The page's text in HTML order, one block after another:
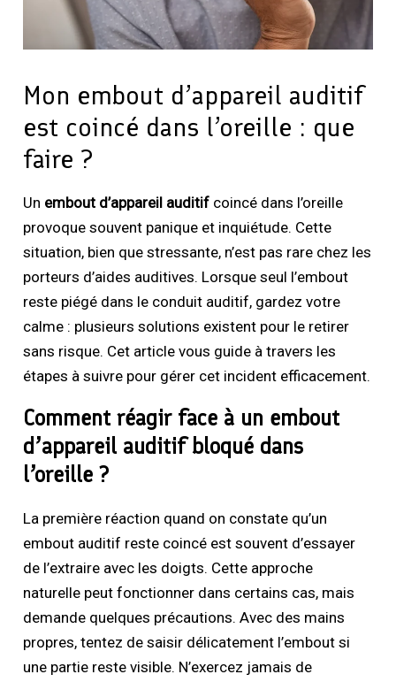
Mon embout d’appareil auditif
est coincé dans l’oreille : que
faire ?
Un embout d’appareil auditif coincé dans l’oreille
provoque souvent panique et inquiétude. Cette
situation, bien que stressante, n’est pas rare chez les
porteurs d’aides auditives. Lorsque seul l’embout
reste piégé dans le conduit auditif, gardez votre
calme : plusieurs solutions existent pour le retirer
sans risque. Cet article vous guide à travers les
étapes à suivre pour gérer cet incident efficacement.
Comment réagir face à un embout
d’appareil auditif bloqué dans
l’oreille ?
La première réaction quand on constate qu’un
embout auditif reste coincé est souvent d’essayer
de l’extraire avec les doigts. Cette approche
naturelle peut fonctionner dans certains cas, mais
demande quelques précautions. Avec des mains
propres, tentez de saisir délicatement l’embout si
une partie reste visible. N’exercez jamais de